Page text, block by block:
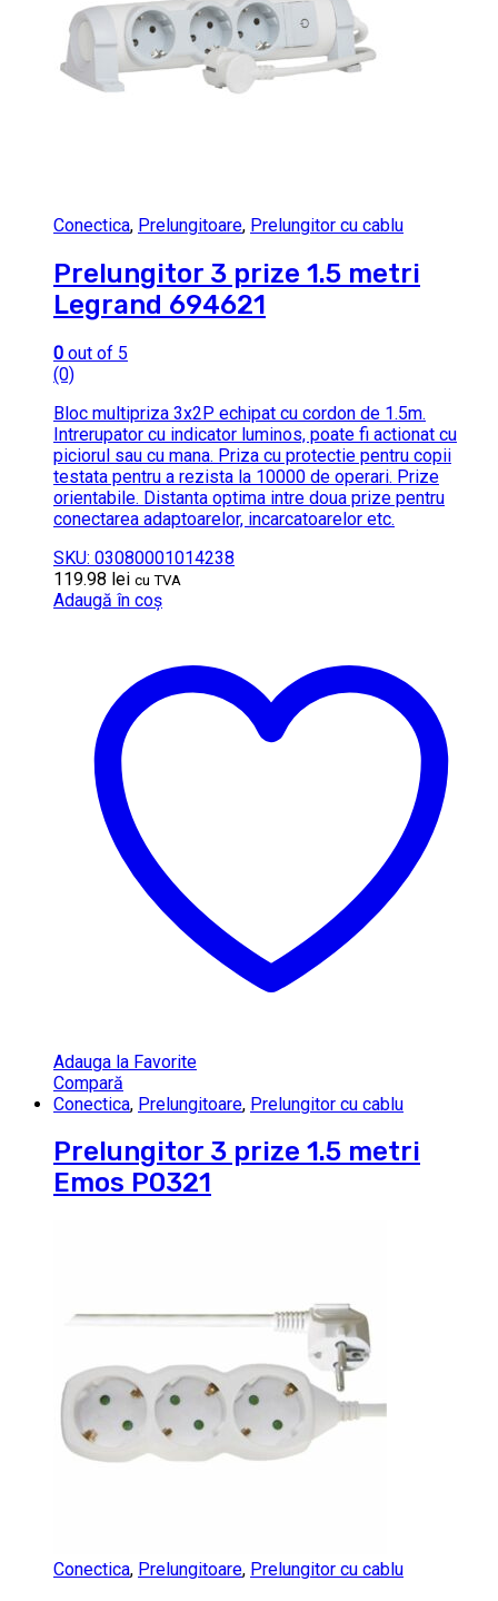
Conectica, Prelungitoare, Prelungitor cu cablu
Prelungitor 3 prize 1.5 metri
Legrand 694621
0 out of 5
(0)
Bloc multipriza 3x2P echipat cu cordon de 1.5m.
Intrerupator cu indicator luminos, poate fi actionat cu
piciorul sau cu mana. Priza cu protectie pentru copii
testata pentru a rezista la 10000 de operari. Prize
orientabile. Distanta optima intre doua prize pentru
conectarea adaptoarelor, incarcatoarelor etc.
SKU: 03080001014238
119.98 lei cu TVA
Adaugă în coș
Adauga la Favorite
Compară
Conectica, Prelungitoare, Prelungitor cu cablu
Prelungitor 3 prize 1.5 metri
Emos P0321
Conectica, Prelungitoare, Prelungitor cu cablu